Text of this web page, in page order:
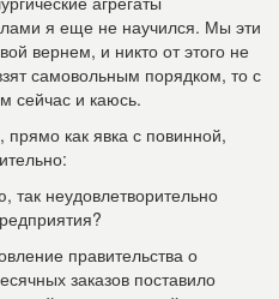
я еще не научился. Мы эти
вернем, и никто от этого не
самовольным порядком, то с
сейчас и каюсь.
как явка с повинной,
неудовлетворительно
правительства о
заказов поставило